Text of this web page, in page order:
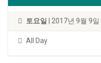
토요일 | 2017년 9월 9일
All Day